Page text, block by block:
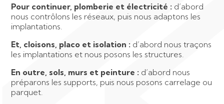
Pour continuer, plomberie et électricité : d’abord
nous contrôlons les réseaux, puis nous adaptons les
implantations.
Et, cloisons, placo et isolation : d’abord nous traçons
les implantations et nous posons les structures.
En outre, sols, murs et peinture : d’abord nous
préparons les supports, puis nous posons carrelage ou
parquet.